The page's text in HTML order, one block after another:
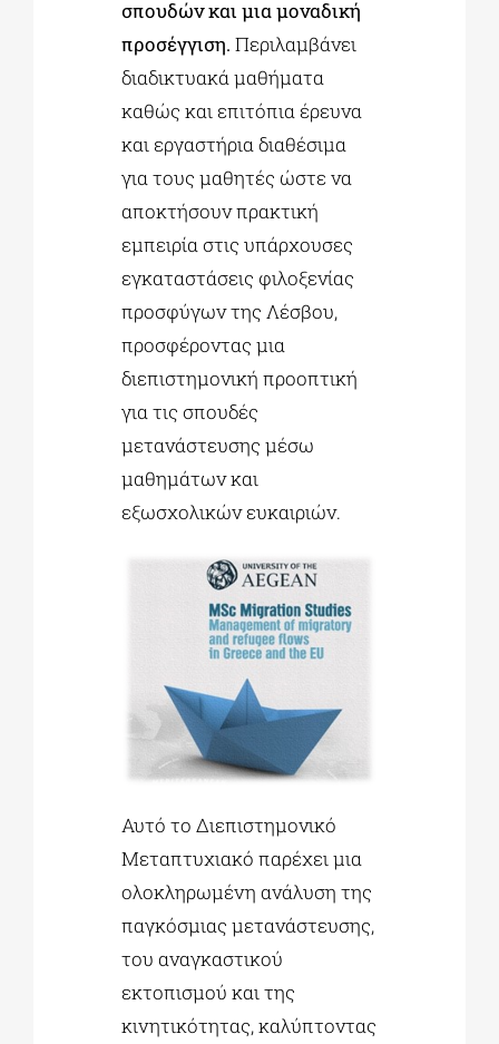
σπουδών και μια μοναδική
προσέγγιση. Περιλαμβάνει
διαδικτυακά μαθήματα
καθώς και επιτόπια έρευνα
και εργαστήρια διαθέσιμα
για τους μαθητές ώστε να
αποκτήσουν πρακτική
εμπειρία στις υπάρχουσες
εγκαταστάσεις φιλοξενίας
προσφύγων της Λέσβου,
προσφέροντας μια
διεπιστημονική προοπτική
για τις σπουδές
μετανάστευσης μέσω
μαθημάτων και
εξωσχολικών ευκαιριών.
Αυτό το Διεπιστημονικό
Μεταπτυχιακό παρέχει μια
ολοκληρωμένη ανάλυση της
παγκόσμιας μετανάστευσης,
του αναγκαστικού
εκτοπισμού και της
κινητικότητας, καλύπτοντας